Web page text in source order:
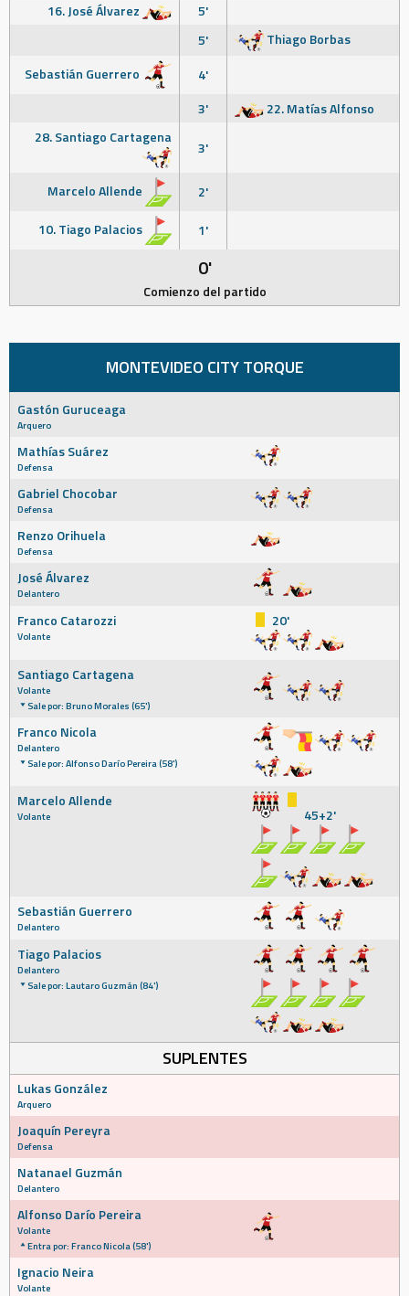
16. José Álvarez
5'
5'
Thiago Borbas
Sebastián Guerrero
4'
3'
22. Matías Alfonso
28. Santiago Cartagena
3'
Marcelo Allende
2'
10. Tiago Palacios
1'
0'
Comienzo del partido
MONTEVIDEO CITY TORQUE
Gastón Guruceaga
Arquero
Mathías Suárez
Defensa
Gabriel Chocobar
Defensa
Renzo Orihuela
Defensa
José Álvarez
Delantero
Franco Catarozzi
Volante
20'
Santiago Cartagena
Volante
Sale por: Bruno Morales (65')
Franco Nicola
Delantero
Sale por: Alfonso Darío Pereira (58')
Marcelo Allende
Volante 45+2'
Sebastián Guerrero
Delantero
Tiago Palacios
Delantero
Sale por: Lautaro Guzmán (84')
SUPLENTES
Lukas González
Arquero
Joaquín Pereyra
Defensa
Natanael Guzmán
Delantero
Alfonso Darío Pereira
Volante
Entra por: Franco Nicola (58')
Ignacio Neira
Volante